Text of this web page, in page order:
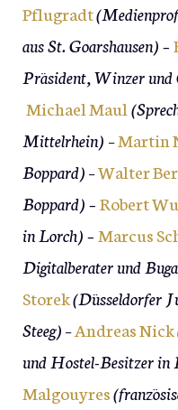
Pflugradt
aus St. Goarshausen) –
Präsident, Winzer
Michael Maul
Mittelrhein) –Martin
Boppard)–Walter
Boppard) –Robert
in Lorch) – Marcus
Digitalberater und
Storek(Düsseldorfer
Steeg)–Andreas Nick
und Hostel-Besitzer in
Malgouyres